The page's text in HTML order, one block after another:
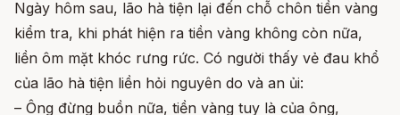
Ngày hôm sau, lão hà tiện lại đến chỗ chôn tiền vàng
kiểm tra, khi phát hiện ra tiền vàng không còn nữa,
liền ôm mặt khóc rưng rức. Có người thấy vẻ đau khổ
của lão hà tiện liền hỏi nguyên do và an ủi:
– Ông đừng buồn nữa, tiền vàng tuy là của ông,